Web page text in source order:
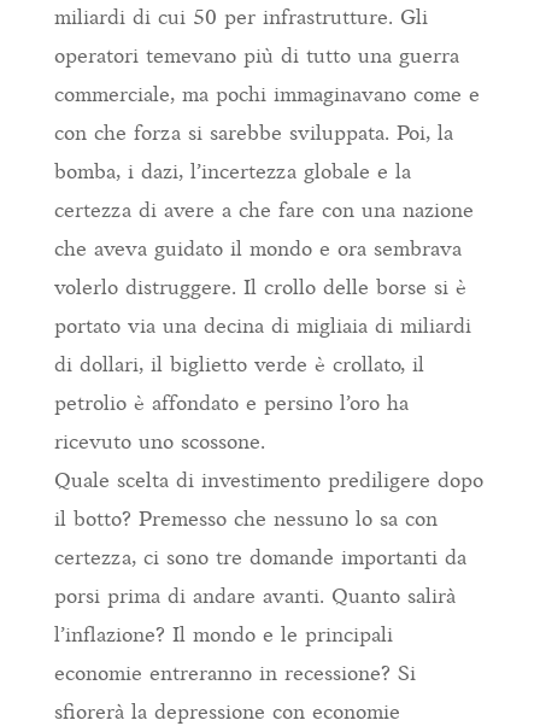
miliardi di cui 50 per infrastrutture. Gli
operatori temevano più di tutto una guerra
commerciale, ma pochi immaginavano come e
con che forza si sarebbe sviluppata. Poi, la
bomba, i dazi, l’incertezza globale e la
certezza di avere a che fare con una nazione
che aveva guidato il mondo e ora sembrava
volerlo distruggere. Il crollo delle borse si è
portato via una decina di migliaia di miliardi
di dollari, il biglietto verde è crollato, il
petrolio è affondato e persino l’oro ha
ricevuto uno scossone.
Quale scelta di investimento prediligere dopo
il botto? Premesso che nessuno lo sa con
certezza, ci sono tre domande importanti da
porsi prima di andare avanti. Quanto salirà
l’inflazione? Il mondo e le principali
economie entreranno in recessione? Si
sfiorerà la depressione con economie